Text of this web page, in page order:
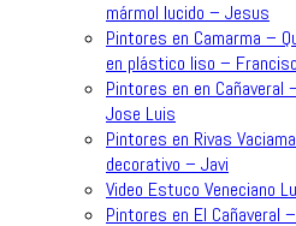
mármol lucido – Jesus
Pintores en Camarma –
en plástico liso –
Pintores en en Cañaveral
Jose Luis
Pintores en Rivas
decorativo – Javi
Video Estuco Veneciano
Pintores en El Cañaveral